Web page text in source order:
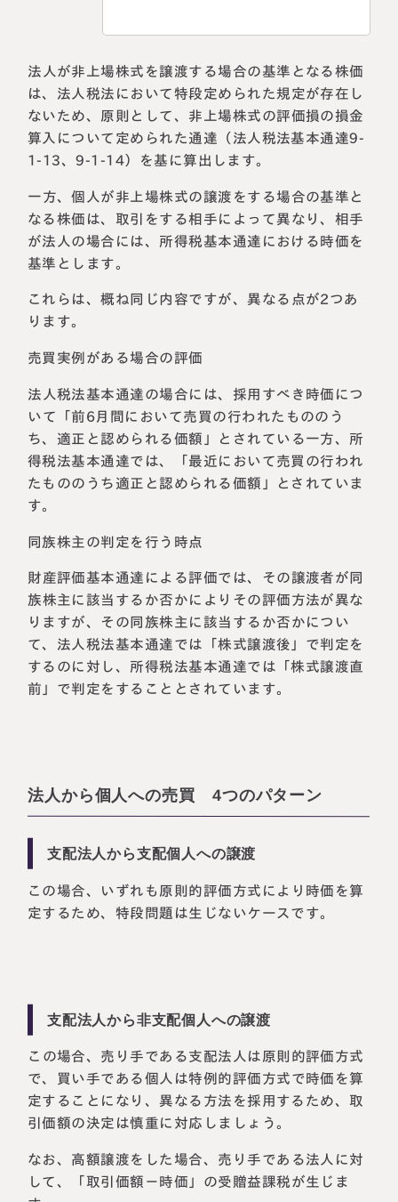
法人が非上場株式を譲渡する場合の基準となる株価
は、法人税法において特段定められた規定が存在し
ないため、原則として、非上場株式の評価損の損金
算入について定められた通達（法人税法基本通達9-
1-13、9-1-14）を基に算出します。
一方、個人が非上場株式の譲渡をする場合の基準と
なる株価は、取引をする相手によって異なり、相手
が法人の場合には、所得税基本通達における時価を
基準とします。
これらは、概ね同じ内容ですが、異なる点が2つあ
ります。
売買実例がある場合の評価
法人税法基本通達の場合には、採用すべき時価につ
いて「前6月間において売買の行われたもののう
ち、適正と認められる価額」とされている一方、所
得税法基本通達では、「最近において売買の行われ
たもののうち適正と認められる価額」とされていま
す。
同族株主の判定を行う時点
財産評価基本通達による評価では、その譲渡者が同
族株主に該当するか否かによりその評価方法が異な
りますが、その同族株主に該当するか否かについ
て、法人税法基本通達では「株式譲渡後」で判定を
するのに対し、所得税法基本通達では「株式譲渡直
前」で判定をすることとされています。
法人から個人への売買 4つのパターン
支配法人から支配個人への譲渡
この場合、いずれも原則的評価方式により時価を算
定するため、特段問題は生じないケースです。
支配法人から非支配個人への譲渡
この場合、売り手である支配法人は原則的評価方式
で、買い手である個人は特例的評価方式で時価を算
定することになり、異なる方法を採用するため、取
引価額の決定は慎重に対応しましょう。
なお、高額譲渡をした場合、売り手である法人に対
して、「取引価額－時価」の受贈益課税が生じま